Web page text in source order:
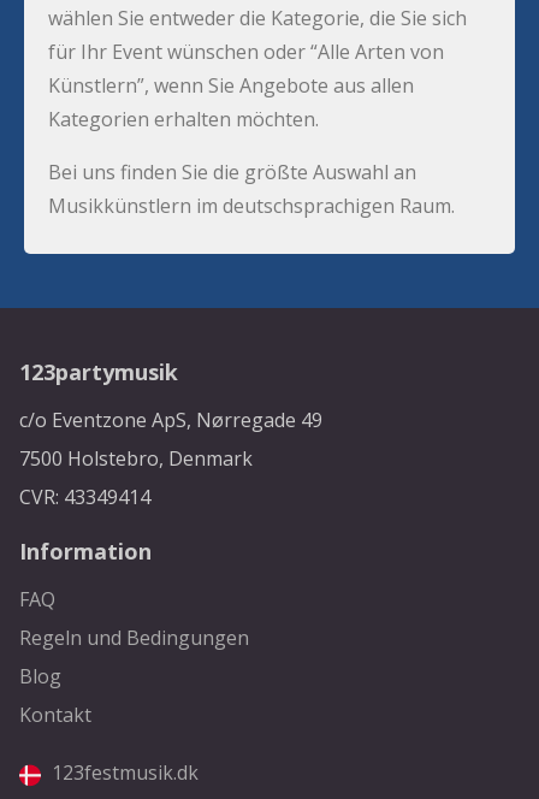
wählen Sie entweder die Kategorie, die Sie sich
für Ihr Event wünschen oder “Alle Arten von
Künstlern”, wenn Sie Angebote aus allen
Kategorien erhalten möchten.
Bei uns finden Sie die größte Auswahl an
Musikkünstlern im deutschsprachigen Raum.
123partymusik
c/o Eventzone ApS, Nørregade 49
7500 Holstebro, Denmark
CVR: 43349414
Information
FAQ
Regeln und Bedingungen
Blog
Kontakt
123festmusik.dk